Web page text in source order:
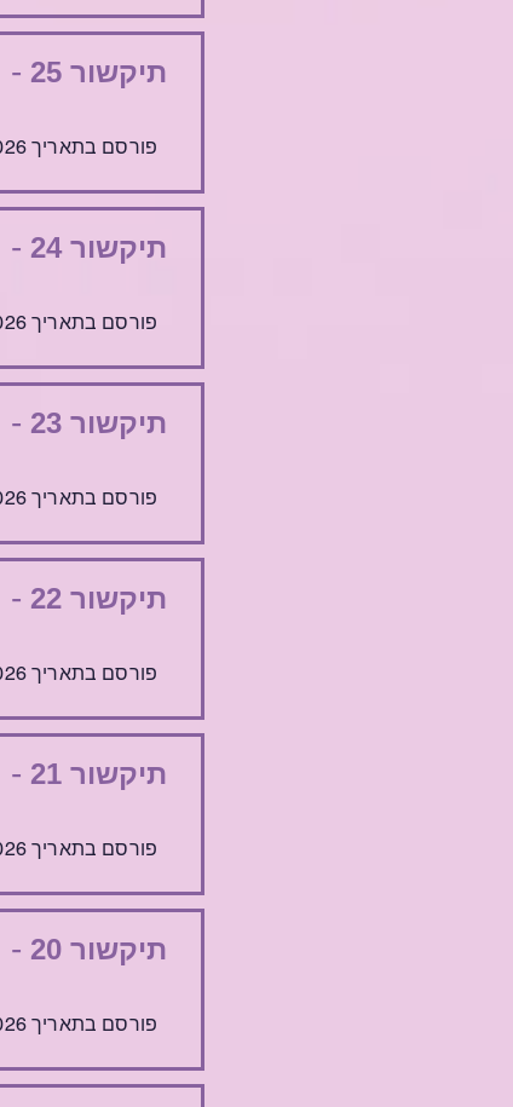
- תיקשור 25
פורסם בתאריך 29.4.2026
- תיקשור 24
פורסם בתאריך 22.4.2026
- תיקשור 23
פורסם בתאריך 15.4.2026
- תיקשור 22
פורסם בתאריך 8.4.2026
- תיקשור 21
פורסם בתאריך 1.4.2026
- תיקשור 20
פורסם בתאריך 25.3.2026